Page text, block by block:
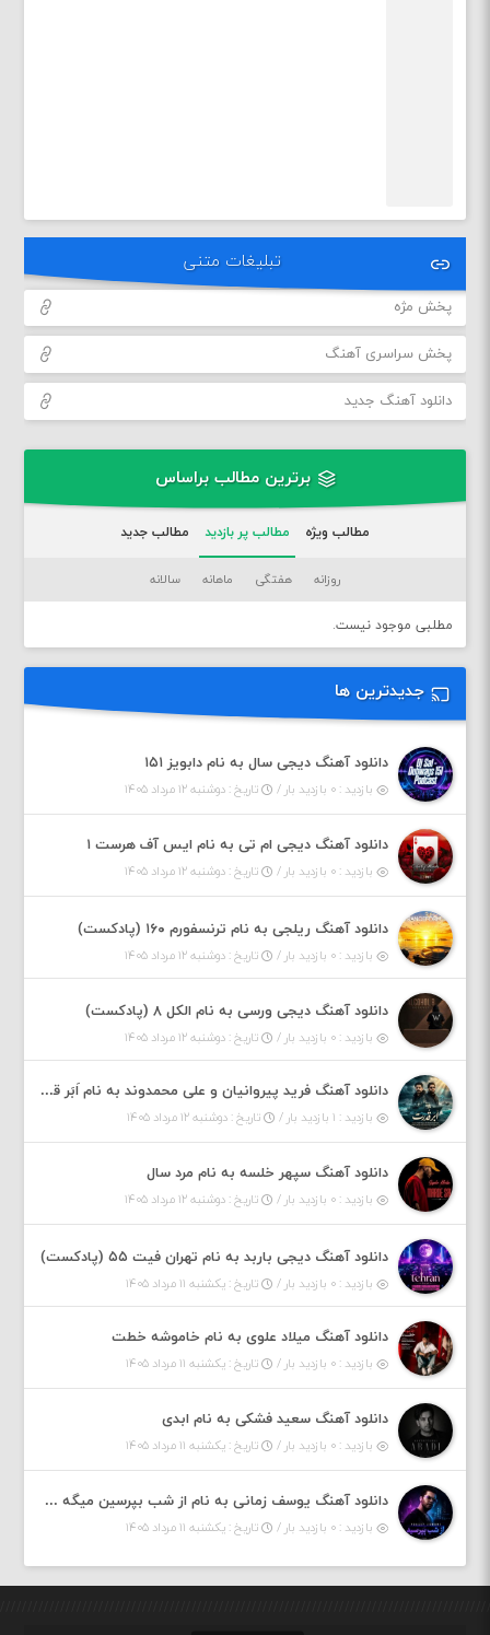
تبلیغات متنی
پخش مژه
پخش سراسری آهنگ
دانلود آهنگ جدید
برترین مطالب براساس
مطالب ویژه مطالب پر بازدید مطالب جدید
روزانه هفتگی ماهانه سالانه
مطلبی موجود نیست.
جدیدترین ها
دانلود آهنگ دیجی سال به نام دابویز ۱۵۱
بازدید : ۰ بازدید بار / تاریخ : دوشنبه ۱۲ مرداد ۱۴۰۵
دانلود آهنگ دیجی ام تی به نام ایس آف هرست ۱
بازدید : ۰ بازدید بار / تاریخ : دوشنبه ۱۲ مرداد ۱۴۰۵
دانلود آهنگ ریلجی به نام ترنسفورم ۱۶۰ (پادکست)
بازدید : ۰ بازدید بار / تاریخ : دوشنبه ۱۲ مرداد ۱۴۰۵
دانلود آهنگ دیجی ورسی به نام الکل ۸ (پادکست)
بازدید : ۰ بازدید بار / تاریخ : دوشنبه ۱۲ مرداد ۱۴۰۵
دانلود آهنگ فرید پیروانیان و علی محمدوند به نام اَبَر قدرت
بازدید : ۱ بازدید بار / تاریخ : دوشنبه ۱۲ مرداد ۱۴۰۵
دانلود آهنگ سپهر خلسه به نام مرد سال
بازدید : ۰ بازدید بار / تاریخ : دوشنبه ۱۲ مرداد ۱۴۰۵
دانلود آهنگ دیجی باربد به نام تهران فیت ۵۵ (پادکست)
بازدید : ۰ بازدید بار / تاریخ : یکشنبه ۱۱ مرداد ۱۴۰۵
دانلود آهنگ میلاد علوی به نام خاموشه خطت
بازدید : ۰ بازدید بار / تاریخ : یکشنبه ۱۱ مرداد ۱۴۰۵
دانلود آهنگ سعید فشکی به نام ابدی
بازدید : ۰ بازدید بار / تاریخ : یکشنبه ۱۱ مرداد ۱۴۰۵
دانلود آهنگ یوسف زمانی به نام از شب بپرسین میگه چه روزگاری دارم
بازدید : ۰ بازدید بار / تاریخ : یکشنبه ۱۱ مرداد ۱۴۰۵